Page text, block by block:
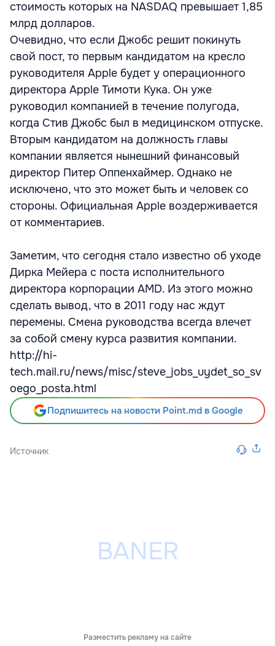
стоимость которых на NASDAQ превышает 1,85
млрд долларов.
Очевидно, что если Джобс решит покинуть
свой пост, то первым кандидатом на кресло
руководителя Apple будет у операционного
директора Apple Тимоти Кука. Он уже
руководил компанией в течение полугода,
когда Стив Джобс был в медицинском отпуске.
Вторым кандидатом на должность главы
компании является нынешний финансовый
директор Питер Оппенхаймер. Однако не
исключено, что это может быть и человек со
стороны. Официальная Apple воздерживается
от комментариев.
Заметим, что сегодня стало известно об уходе
Дирка Мейера с поста исполнительного
директора корпорации AMD. Из этого можно
сделать вывод, что в 2011 году нас ждут
перемены. Смена руководства всегда влечет
за собой смену курса развития компании.
http://hi-
tech.mail.ru/news/misc/steve_jobs_uydet_so_sv
oego_posta.html
Подпишитесь на новости Point.md в Google
Источник
Разместить рекламу на сайте